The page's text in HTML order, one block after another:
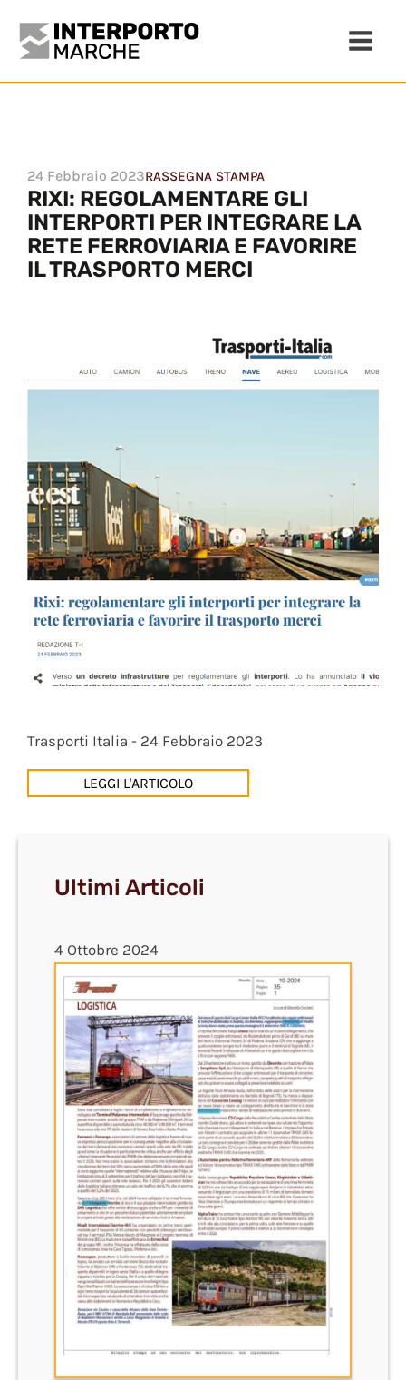
24 Febbraio 2023RASSEGNA STAMPA
RIXI: REGOLAMENTARE GLI
INTERPORTI PER INTEGRARE LA
RETE FERROVIARIA E FAVORIRE
IL TRASPORTO MERCI
Trasporti Italia - 24 Febbraio 2023
LEGGI L'ARTICOLO
Ultimi Articoli
4 Ottobre 2024